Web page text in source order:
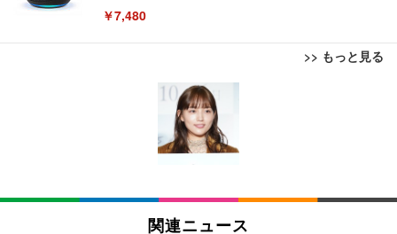
￥7,480
>> もっと見る
[EdoErgo] オフィスチェア 椅子 テレワーク 疲れな
い 跳ね上げ式アームレスト コンパクト 約105度ロッ
キング pc 事務椅子 360度回転 座面昇降 強化ナイロ
ン樹脂ベース 通気性メッシュ 在宅ワーク H-WY01
(黒網+黒枠+黒足)
SIHOO B100 オフィスチェア／デスクチェア メッシ
ュチェア 人間工学 疲れない ブラック
EIZO ビジネス向けプレミアムモニター | FlexScan
EV3240X-WT | 31.5型4K UHD・USB Type-C・ホワ
￥105,595
EIZO ビジネス向けプレミアムモニター | FlexScan
Amazonベーシック ペットシーツ 薄型 レギュラー 1
回使い捨て 無香料 ホワイト 300枚
Amazonベーシック ペットシーツ 厚型 ワイド 42枚
x2袋(84枚) ホワイト(吸収面:ライトブルー)
関連ニュース